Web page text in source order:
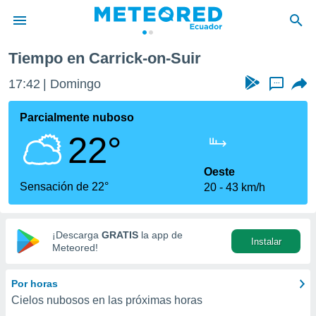
de
ha
que se
calidad.
a este
las
y
digital
basada
Tiempo en Carrick-on-Suir
17:42 Domingo ...
Parcialmente nuboso
22°
Sensación de 22°
Oeste
20
43 km/h
¡Descarga GRATIS la app de
Meteored!
Instalar
Por horas
Cielos nubosos en las próximas horas